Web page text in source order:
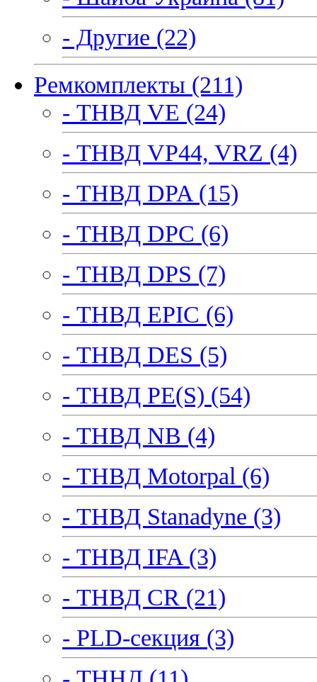
- Другие (22)
Ремкомплекты (211)
- ТНВД VE (24)
- ТНВД VP44, VRZ (4)
- ТНВД DPA (15)
- ТНВД DPC (6)
- ТНВД DPS (7)
- ТНВД EPIC (6)
- ТНВД DES (5)
- ТНВД PE(S) (54)
- ТНВД NB (4)
- ТНВД Motorpal (6)
- ТНВД Stanadyne (3)
- ТНВД IFA (3)
- ТНВД CR (21)
- PLD-секция (3)